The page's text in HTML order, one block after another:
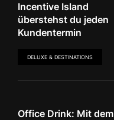
Incentive Island
überstehst du jeden
Kundentermin
DELUXE & DESTINATIONS
Office Drink: Mit dem